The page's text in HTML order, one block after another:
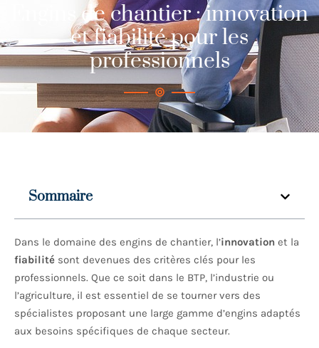
Engins de chantier : innovation
et fiabilité pour les
professionnels
Sommaire
Dans le domaine des engins de chantier, l’innovation et la
fiabilité sont devenues des critères clés pour les
professionnels. Que ce soit dans le BTP, l’industrie ou
l’agriculture, il est essentiel de se tourner vers des
spécialistes proposant une large gamme d’engins adaptés
aux besoins spécifiques de chaque secteur.